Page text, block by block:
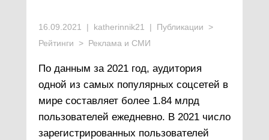
16.09.2021 | katherinnik21 | Публикации >
Рейтинги > Реклама и СМИ
По данным за 2021 год, аудитория
одной из самых популярных соцсетей в
мире составляет более 1.84 млрд
пользователей ежедневно. В 2021 число
зарегистрированных пользователей